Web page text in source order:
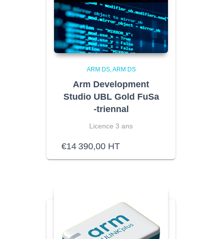
ARM DS ARM DS
Arm Development
Studio UBL Gold FuSa
-triennal
Licence 3 ans
€14 390,00 HT